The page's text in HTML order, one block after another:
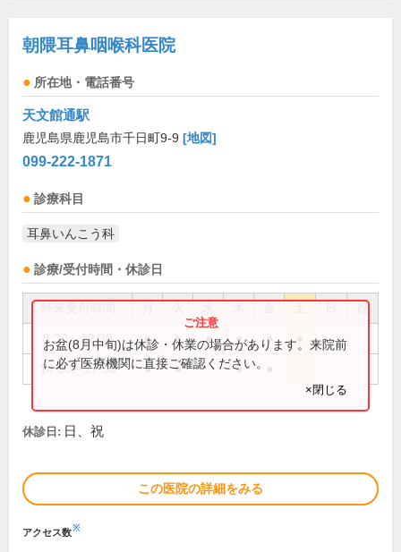
朝隈耳鼻咽喉科医院
所在地・電話番号
天文館通駅
鹿児島県鹿児島市千日町9-9 [地図]
099-222-1871
診療科目
耳鼻いんこう科
診療/受付時間・休診日
祝
8:30～12:30 ● ● ● ● ●
14:30～17:30 ● ● ●
お盆(8月中旬)は休診・休業の場合があります。来院前
に必ず医療機関に直接ご確認ください。
×閉じる
休診日: 日、祝
この医院の詳細をみる
アクセス数※